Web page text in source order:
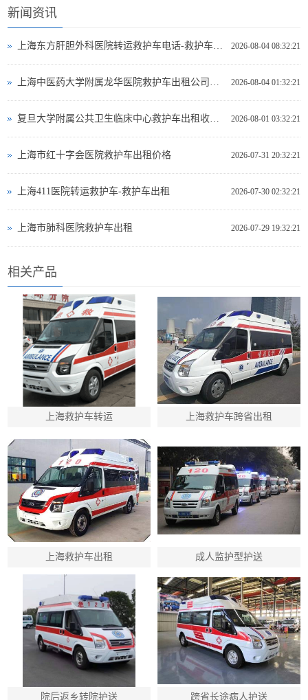
新闻资讯
2026-08-04 08:32:21
2026-08-04 01:32:21
2026-08-01 03:32:21
2026-07-31 20:32:21
上海市红十字会医院救护车出租价格
2026-07-30 02:32:21
上海411医院转运救护车-救护车出租
2026-07-29 19:32:21
上海市肺科医院救护车出租
相关产品
上海救护车转运 上海救护车跨省出租
上海救护车出租 成人监护型护送
院后返乡转院护送 跨省长途病人护送